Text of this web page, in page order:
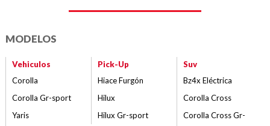
MODELOS
Vehiculos
Corolla
Corolla Gr-sport
Yaris
Pick-Up
Hiace Furgón
Hilux
Hilux Gr-sport
Suv
Bz4x Eléctrica
Corolla Cross
Corolla Cross Gr-